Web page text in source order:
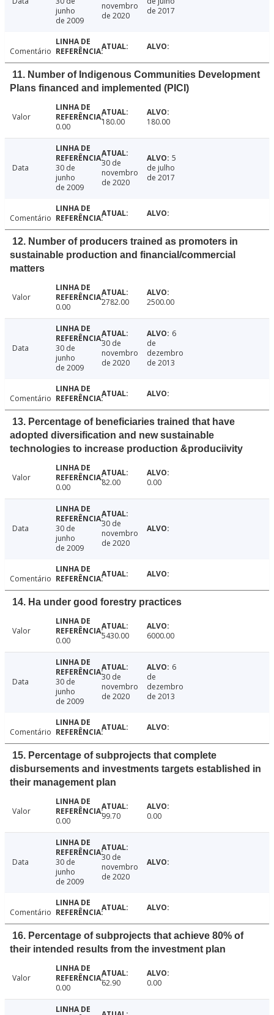
junho
de 2009
novembro
de 2020
de 2017
Comentário
11. Number of Indigenous Communities Development
Plans financed and implemented (PICI)
Valor
0.00
180.00 180.00
Data
30 de
junho
de 2009
30 de
novembro
de 2020
5
de julho
de 2017
Comentário
12. Number of producers trained as promoters in
sustainable production and financial/commercial
matters
Valor
0.00
2782.00 2500.00
Data
30 de
junho
de 2009
30 de
novembro
de 2020
6
de
dezembro
de 2013
Comentário
13. Percentage of beneficiaries trained that have
adopted diversification and new sustainable
technologies to increase production &produciivity
Valor
0.00
82.00 0.00
Data
30 de
junho
de 2009
30 de
novembro
de 2020
Comentário
14. Ha under good forestry practices
Valor
0.00
5430.00 6000.00
Data
30 de
junho
de 2009
30 de
novembro
de 2020
6
de
dezembro
de 2013
Comentário
15. Percentage of subprojects that complete
disbursements and investments targets established in
their management plan
Valor
0.00
99.70 0.00
Data
30 de
junho
de 2009
30 de
novembro
de 2020
Comentário
16. Percentage of subprojects that achieve 80% of
their intended results from the investment plan
Valor
0.00
62.90 0.00